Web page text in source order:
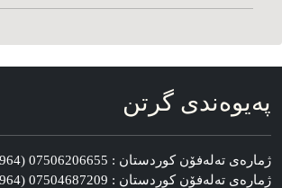
په‌یوه‌ندی گرتن
ژماره‌ی ته‌له‌فۆن کوردستان : 07506206655 (00964)
ژماره‌ی ته‌له‌فۆن کوردستان : 07504687209 (00964)